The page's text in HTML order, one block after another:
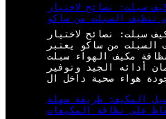
سبلت: نصائح لاختيار
تنظيف السبلت من ساكو
سبلت: نصائح لاختيار
السبلت من ساكو يعتبر
مكيف الهواء سبلت
أدائه الجيد وتوفير
المكيف: طريقة سهلة
على نظافة المكيفات